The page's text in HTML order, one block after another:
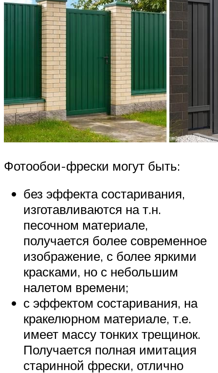
Фотообои-фрески могут быть:
без эффекта состаривания,
изготавливаются на т.н.
песочном материале,
получается более современное
изображение, с более яркими
красками, но с небольшим
налетом времени;
с эффектом состаривания, на
кракелюрном материале, т.е.
имеет массу тонких трещинок.
Получается полная имитация
старинной фрески, отлично